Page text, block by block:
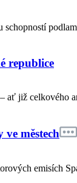
schopností
republice
ať již celkového
městech
emisích